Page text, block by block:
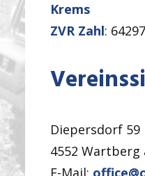
Krems
ZVR Zahl:
Diepersdorf 59
4552 Wartberg
E-Mail: